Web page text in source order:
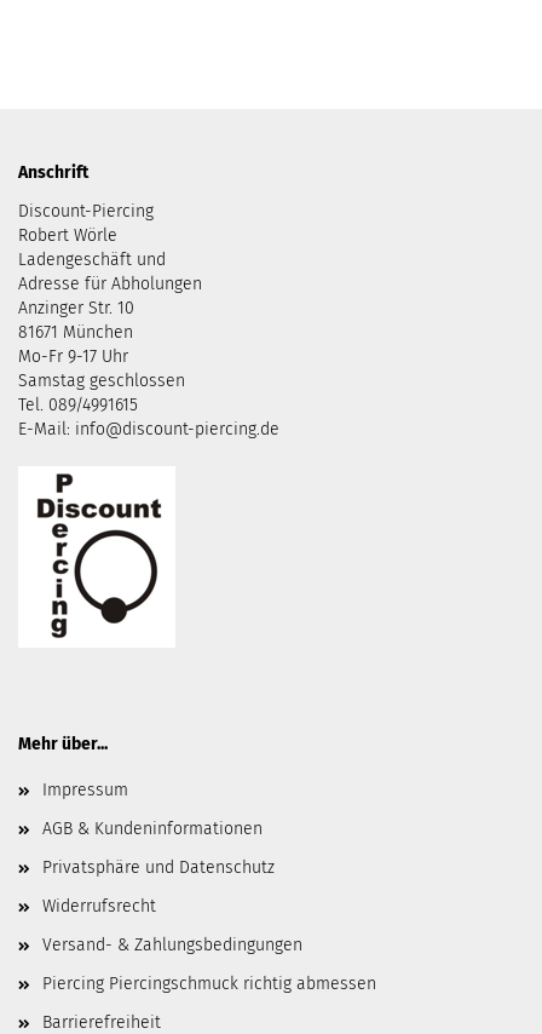
Anschrift
Discount-Piercing
Robert Wörle
Ladengeschäft und
Adresse für Abholungen
Anzinger Str. 10
81671 München
Mo-Fr 9-17 Uhr
Samstag geschlossen
Tel. 089/4991615
E-Mail: info@discount-piercing.de
Mehr über...
Impressum
AGB & Kundeninformationen
Privatsphäre und Datenschutz
Widerrufsrecht
Versand- & Zahlungsbedingungen
Piercing Piercingschmuck richtig abmessen
Barrierefreiheit